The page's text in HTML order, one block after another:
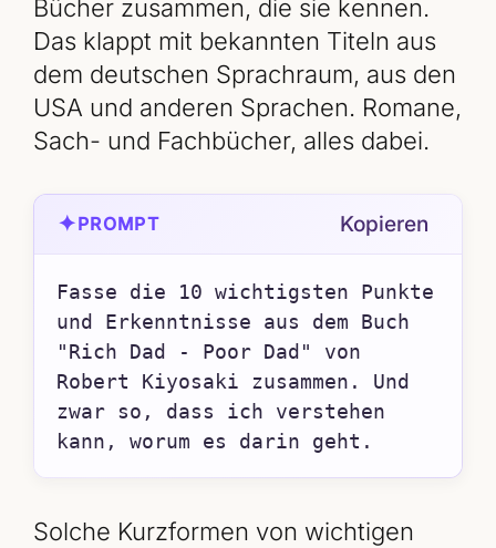
Bücher zusammen, die sie kennen.
Das klappt mit bekannten Titeln aus
dem deutschen Sprachraum, aus den
USA und anderen Sprachen. Romane,
Sach- und Fachbücher, alles dabei.
✦PROMPT Kopieren
Fasse die 10 wichtigsten Punkte
und Erkenntnisse aus dem Buch
"Rich Dad - Poor Dad" von
Robert Kiyosaki zusammen. Und
zwar so, dass ich verstehen
kann, worum es darin geht.
Solche Kurzformen von wichtigen